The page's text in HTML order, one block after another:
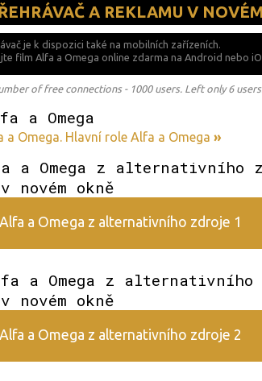
A REKLAMU V
je k dispozici také na mobilních zařízeních.
film Alfa a Omega online zdarma na Android nebo
of free connections - 1000 users. Left only 6
a Omega
a Omega. Hlavní role Alfa a Omega »
a Omega z alternativního
okně
a Omega z alternativního zdroje 1
a Omega z
okně
a Omega z alternativního zdroje 2